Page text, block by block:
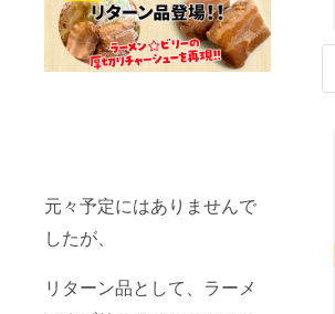
元々予定にはありませんで
したが、
リターン品として、ラーメ